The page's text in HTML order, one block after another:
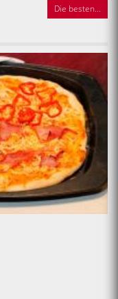
Die besten...